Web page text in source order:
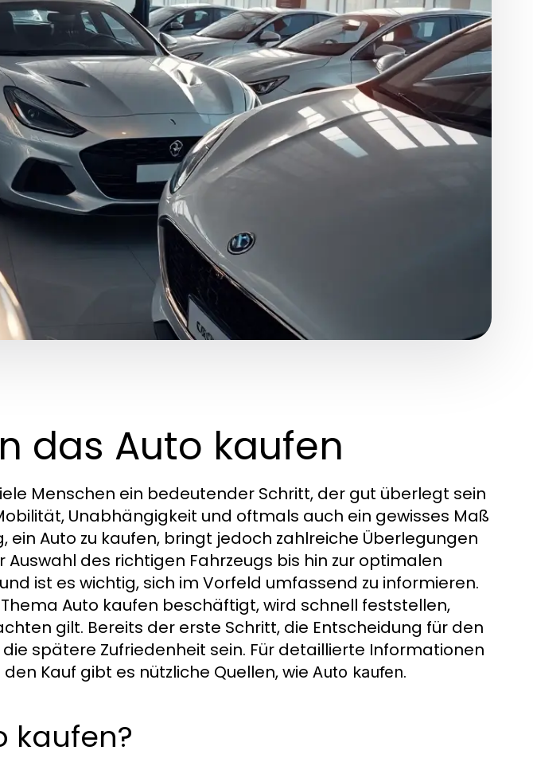
das Auto kaufen
Menschen ein bedeutender Schritt, der gut überlegt sein
Unabhängigkeit und oftmals auch ein gewisses Maß
ein Auto zu kaufen, bringt jedoch zahlreiche Überlegungen
des richtigen Fahrzeugs bis hin zur optimalen
ist es wichtig, sich im Vorfeld umfassend zu informieren.
Auto kaufen beschäftigt, wird schnell feststellen,
gilt. Bereits der erste Schritt, die Entscheidung für den
spätere Zufriedenheit sein. Für detaillierte Informationen
Kauf gibt es nützliche Quellen, wie Auto kaufen.
kaufen?